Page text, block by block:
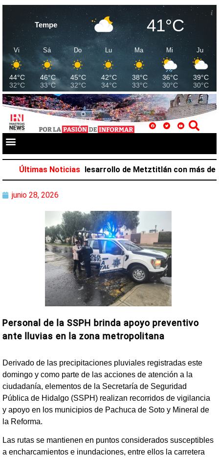
Tempe 41°C
Vi
44°C
32°C
Sá
46°C
33°C
Do
45°C
32°C
Lu
42°C
34°C
Ma
38°C
33°C
Mi
36°C
30°C
Ju
39°C
30°C
Últimas Noticias
Salazar favorece desarrollo de Metztitlán con más de
junio 28, 2026
Personal de la SSPH brinda apoyo preventivo
ante lluvias en la zona metropolitana
Derivado de las precipitaciones pluviales registradas este
domingo y como parte de las acciones de atención a la
ciudadanía, elementos de la Secretaría de Seguridad
Pública de Hidalgo (SSPH) realizan recorridos de vigilancia
y apoyo en los municipios de Pachuca de Soto y Mineral de
la Reforma.
Las rutas se mantienen en puntos considerados susceptibles
a encharcamientos e inundaciones, entre ellos la carretera